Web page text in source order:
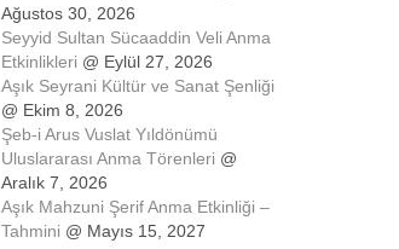
Ağustos 30, 2026
Seyyid Sultan Sücaaddin Veli Anma
Etkinlikleri @ Eylül 27, 2026
Aşık Seyrani Kültür ve Sanat Şenliği
@ Ekim 8, 2026
Şeb-i Arus Vuslat Yıldönümü
Uluslararası Anma Törenleri @
Aralık 7, 2026
Aşık Mahzuni Şerif Anma Etkinliği –
Tahmini @ Mayıs 15, 2027